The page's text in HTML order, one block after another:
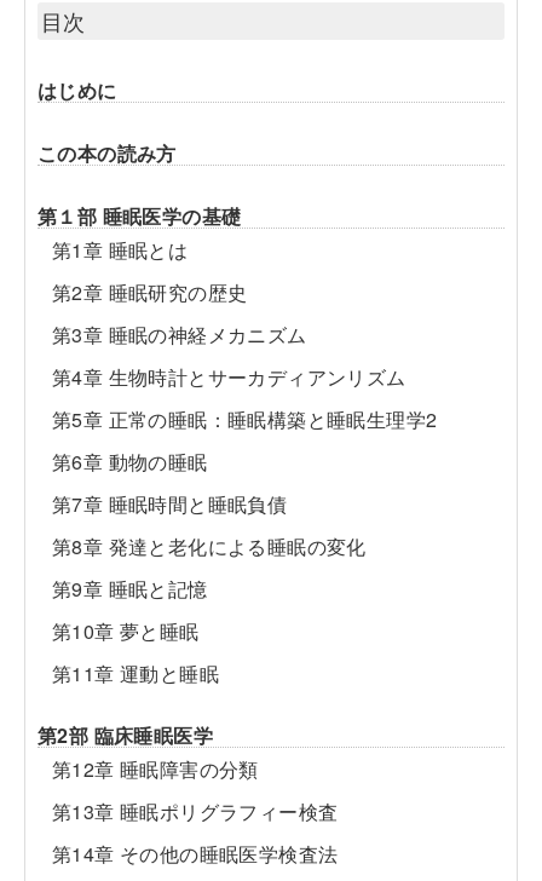
目次
はじめに
この本の読み方
第１部 睡眠医学の基礎
第1章 睡眠とは
第2章 睡眠研究の歴史
第3章 睡眠の神経メカニズム
第4章 生物時計とサーカディアンリズム
第5章 正常の睡眠：睡眠構築と睡眠生理学2
第6章 動物の睡眠
第7章 睡眠時間と睡眠負債
第8章 発達と老化による睡眠の変化
第9章 睡眠と記憶
第10章 夢と睡眠
第11章 運動と睡眠
第2部 臨床睡眠医学
第12章 睡眠障害の分類
第13章 睡眠ポリグラフィー検査
第14章 その他の睡眠医学検査法